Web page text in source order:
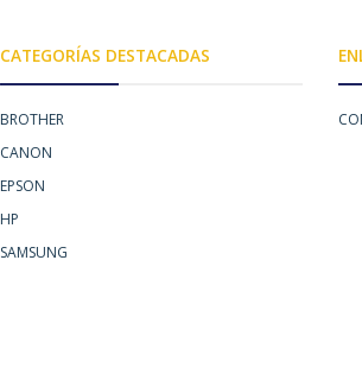
CATEGORÍAS DESTACADAS
BROTHER
CANON
EPSON
HP
SAMSUNG